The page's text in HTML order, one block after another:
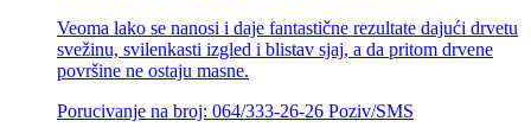
Veoma lako se nanosi i daje fantastične rezultate dajući drvetu
svežinu, svilenkasti izgled i blistav sjaj, a da pritom drvene
površine ne ostaju masne.
Porucivanje na broj: 064/333-26-26 Poziv/SMS